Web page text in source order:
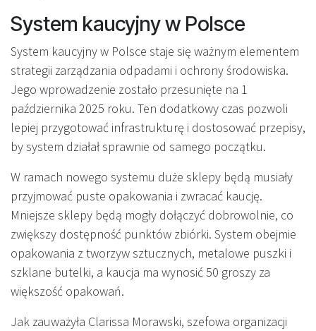
System kaucyjny w Polsce
System kaucyjny w Polsce staje się ważnym elementem
strategii zarządzania odpadami i ochrony środowiska.
Jego wprowadzenie zostało przesunięte na 1
października 2025 roku. Ten dodatkowy czas pozwoli
lepiej przygotować infrastrukturę i dostosować przepisy,
by system działał sprawnie od samego początku.
W ramach nowego systemu duże sklepy będą musiały
przyjmować puste opakowania i zwracać kaucję.
Mniejsze sklepy będą mogły dołączyć dobrowolnie, co
zwiększy dostępność punktów zbiórki. System obejmie
opakowania z tworzyw sztucznych, metalowe puszki i
szklane butelki, a kaucja ma wynosić 50 groszy za
większość opakowań.
Jak zauważyła Clarissa Morawski, szefowa organizacji